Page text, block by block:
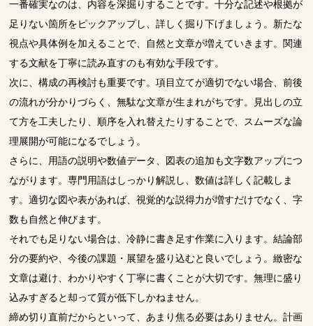
一番確実なのは、内容を深掘りすることです。十分な記述や根拠が
足りない箇所をピックアップし、詳しく掘り下げましょう。新たな
視点や具体例を加えることで、自然と文章が増えていきます。関連
する文献を丁寧に読み直すのも有効な手段です。
次に、構成の再検討も重要です。項目立てが適切でない場合、前後
の流れが分かりづらく、無駄な文章が生まれがちです。見出しの立
て方を工夫したり、順序を入れ替えたりすることで、スムーズな論
理展開が可能になるでしょう。
さらに、用語の説明や数値データ、図表の追加も文字数アップにつ
ながります。専門用語はしっかり解説し、数値は詳しく記載しま
す。適切な図や表があれば、視覚的な説得力が増すだけでなく、字
数も自然と伸びます。
それでも足りない場合は、冷静に書き足す作業に入ります。結論部
分の要約や、今後の課題・展望を盛り込むと良いでしょう。緻密な
文章は避け、わかりやすく丁寧に書くことが大切です。無理に盛り
込みすぎると却って質が低下しかねません。
締め切り直前だからといって、あまり焦る必要はありません。計画